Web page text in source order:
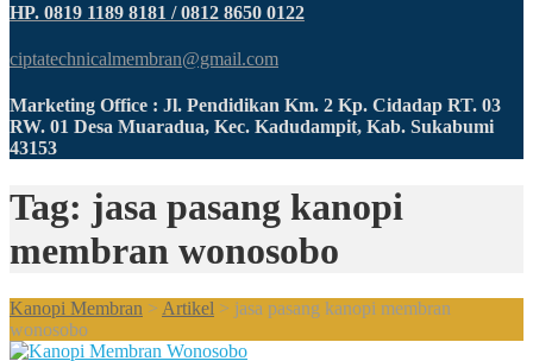
HP. 0819 1189 8181 / 0812 8650 0122
ciptatechnicalmembran@gmail.com
Marketing Office : Jl. Pendidikan Km. 2 Kp. Cidadap RT. 03
RW. 01 Desa Muaradua, Kec. Kadudampit, Kab. Sukabumi
43153
Tag: jasa pasang kanopi
membran wonosobo
Kanopi Membran > Artikel > jasa pasang kanopi membran
wonosobo